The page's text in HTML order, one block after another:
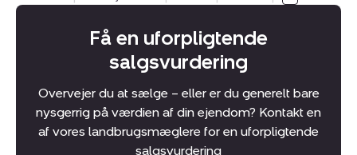
Få en uforpligtende
salgsvurdering
Overvejer du at sælge – eller er du generelt bare
nysgerrig på værdien af din ejendom? Kontakt en
af vores landbrugsmæglere for en uforpligtende
salgsvurdering